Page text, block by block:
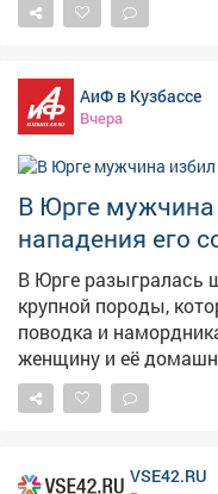
#ЛизаАлерт
АиФ в Кузбассе
Вчера
В Юрге
нападения его
В Юрге разыгралась
крупной породы,
поводка и
женщину и её
пенсионерки
агрессивное
произошёл в июле текущего
VSE42.RU